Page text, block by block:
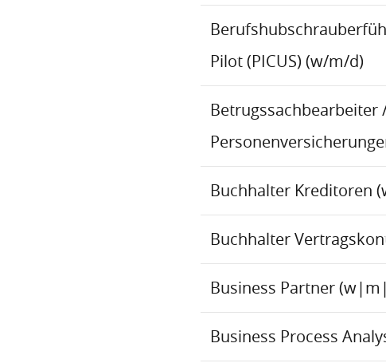
Pilot (PICUS) (w/m/d)
Betrugssachbearbeiter
Buchhalter Kreditoren
Buchhalter
Business Partner
Business Process